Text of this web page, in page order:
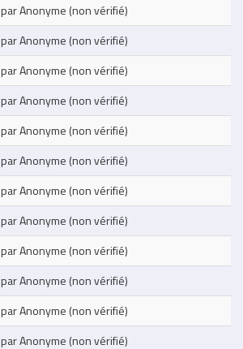
parAnonyme (non vérifié)
parAnonyme (non vérifié)
parAnonyme (non vérifié)
parAnonyme (non vérifié)
parAnonyme (non vérifié)
parAnonyme (non vérifié)
parAnonyme (non vérifié)
parAnonyme (non vérifié)
parAnonyme (non vérifié)
parAnonyme (non vérifié)
parAnonyme (non vérifié)
parAnonyme (non vérifié)